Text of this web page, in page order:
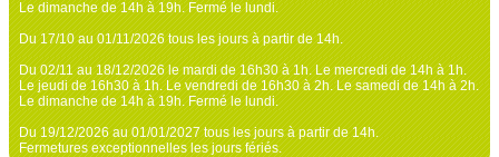
Le dimanche de 14h à 19h. Fermé le lundi.
Du 17/10 au 01/11/2026 tous les jours à partir de 14h.
Du 02/11 au 18/12/2026 le mardi de 16h30 à 1h. Le mercredi de 14h à 1h.
Le jeudi de 16h30 à 1h. Le vendredi de 16h30 à 2h. Le samedi de 14h à 2h.
Le dimanche de 14h à 19h. Fermé le lundi.
Du 19/12/2026 au 01/01/2027 tous les jours à partir de 14h.
Fermetures exceptionnelles les jours fériés.